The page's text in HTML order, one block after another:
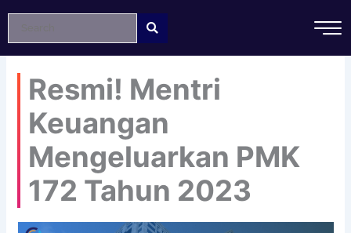
konten
Resmi! Mentri
Keuangan
Mengeluarkan PMK
172 Tahun 2023